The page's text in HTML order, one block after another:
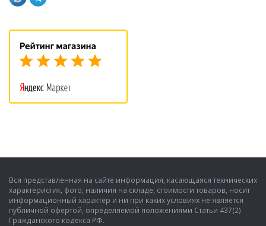
Вся представленная на сайте информация, касающаяся технических
характеристик, фото, наличия на складе, стоимости товаров, носит
информационный характер и ни при каких условиях не является
публичной офертой, определяемой положениями Статьи 437(2)
Гражданского кодекса РФ.